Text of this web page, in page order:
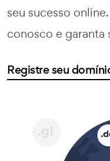
seu sucesso
conosco e garanta
Registre seu